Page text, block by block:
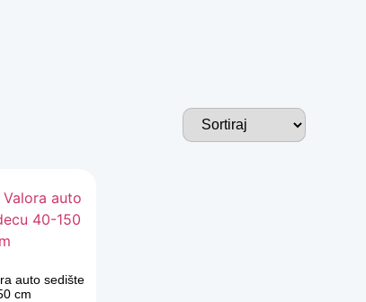
auto sedište
cm